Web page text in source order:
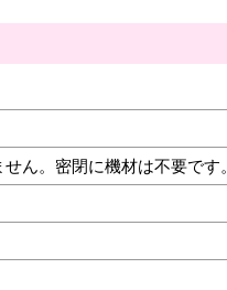
ん。密閉に機材は不要です。